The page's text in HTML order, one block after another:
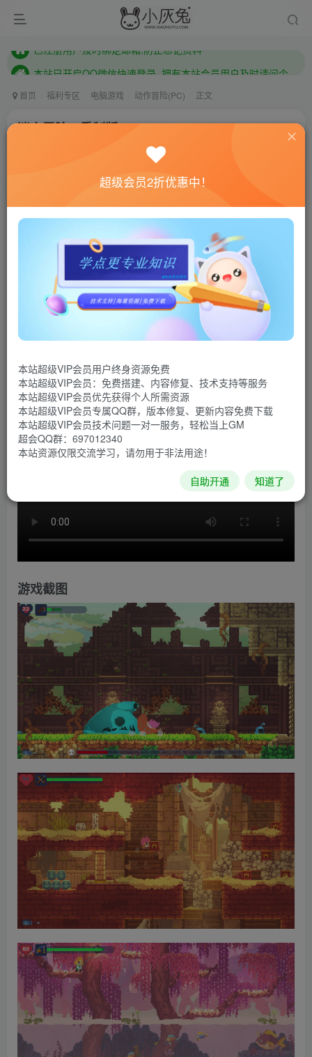
本站已开启QQ微信快速登录 ,拥有本站会员用户及时请问个人中心绑定！
首页 福利专区 电脑游戏 动作冒险(PC) 正文
迷之冒险：重制版/Phoenotopia: Awakening
联网教程： 内附教程
单机教程： 内附教程
不懂的话联系客服！！！
本站的资源转载自国内外各大媒体和网络，仅供试玩体
验。如果您喜欢该游戏内容，请支持正版 →→→正版购买
游戏介绍
异想天开，波澜壮阔的大冒险！ 受经典名作所启发的冒
拯救家人与伙伴吧！
游戏视频
游戏截图
超级会员2折优惠中！
本站超级VIP会员用户终身资源免费
本站超级VIP会员：免费搭建、内容修复、技术支持等服务
本站超级VIP会员优先获得个人所需资源
本站超级VIP会员专属QQ群，版本修复、更新内容免费下载
本站超级VIP会员技术问题一对一服务，轻松当上GM
超会QQ群：697012340
本站资源仅限交流学习，请勿用于非法用途！
自助开通 知道了